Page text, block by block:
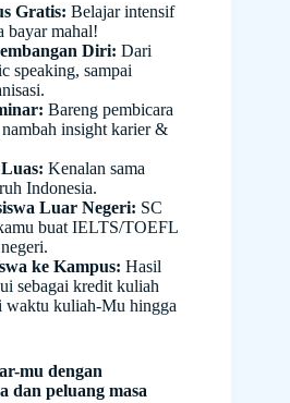
Gratis: Belajar intensif
bayar mahal!
Diri: Dari
speaking, sampai
Bareng pembicara
insight karier &
Kenalan sama
Indonesia.
Luar Negeri: SC
buat IELTS/TOEFL
ke Kampus: Hasil
sebagai kredit kuliah
waktu kuliah-Mu hingga
mu dengan
dan peluang masa